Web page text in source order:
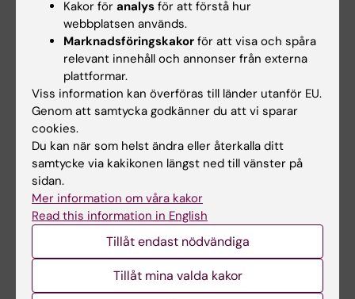
Länkar
Mer om forskningen kring brustet hjärta
Vårt pressmeddelande om studien
Tags
Hjärt-kärlsjukdomar
Uppdaterad av:
2016-05-26
Kakor för analys för att förstå hur
webbplatsen används.
Marknadsföringskakor för att visa och spåra
relevant innehåll och annonser från externa
plattformar.
Viss information kan överföras till länder utanför EU.
Genom att samtycka godkänner du att vi sparar
cookies.
Du kan när som helst ändra eller återkalla ditt
samtycke via kakikonen längst ned till vänster på
sidan.
Mer information om våra kakor
Read this information in English
Tillåt endast nödvändiga
Tillåt mina valda kakor